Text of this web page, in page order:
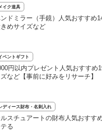
イク道具
ドミラー（手鏡）人気おすすめ
めサイズなど
ベントギフト
円以内プレゼント人気おすすめ
ズなど【事前に好みをリサーチ】
ディース財布・名刺入れ
スチュアートの財布人気おすす
る